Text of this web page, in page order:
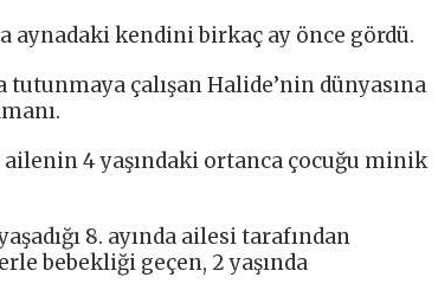
aynadaki kendini birkaç ay önce gördü.
çalışan Halide’nin dünyasına
4 yaşındaki ortanca çocuğu minik
8. ayında ailesi tarafından
bebekliği geçen, 2 yaşında